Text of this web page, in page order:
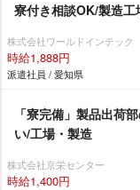
寮付き相談OK/製造
株式会社ワールドインテック
時給1,888円
派遣社員 / 愛知県
「寮完備」製品出荷
い/工場・製造
株式会社京栄センター
時給1,400円